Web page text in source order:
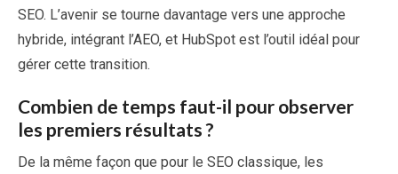
SEO. L’avenir se tourne davantage vers une approche
hybride, intégrant l’AEO, et HubSpot est l’outil idéal pour
gérer cette transition.
Combien de temps faut-il pour observer
les premiers résultats ?
De la même façon que pour le SEO classique, les